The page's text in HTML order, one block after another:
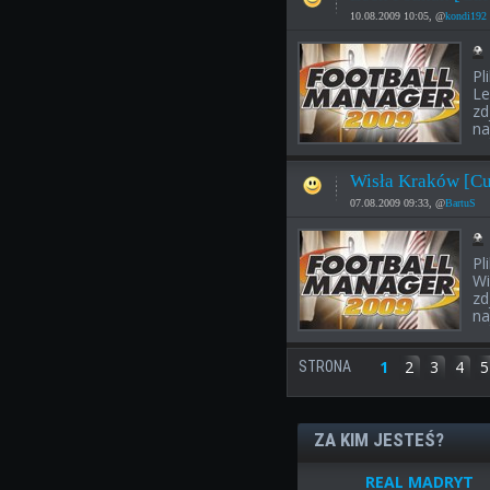
10.08.2009 10:05, @kondi192
Wisła Kraków
07.08.2009 09:33, @BartuS
STRONA 1 2 3 4 5
ZA KIM JESTEŚ?
REAL MADRYT